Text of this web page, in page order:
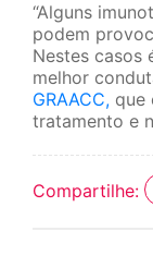
“Alguns
podem
Nestes casos
melhor
GRAACC, que
tratamento e
Compartilhe: